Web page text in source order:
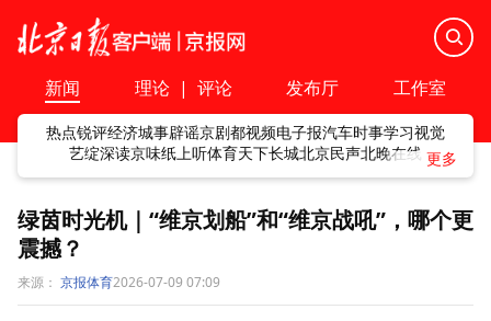
新闻 理论 | 评论 发布厅 工作室
热点锐评经济城事辟谣京剧都视频电子报汽车时事学习视觉
艺绽深读京味纸上听体育天下长城北京民声北晚在线
绿茵时光机｜“维京划船”和“维京战吼”，哪个更
震撼？
来源： 京报体育2026-07-09 07:09